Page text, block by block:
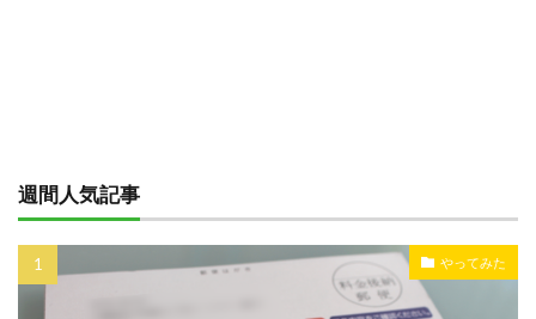
週間人気記事
やってみた